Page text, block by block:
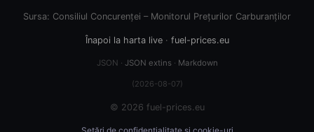
Sursa: Consiliul Concurenței – Monitorul Prețurilor Carburanților
Înapoi la harta live· fuel-prices.eu
JSON · JSON extins· Markdown
(2026-08-07)
© 2026 fuel-prices.eu